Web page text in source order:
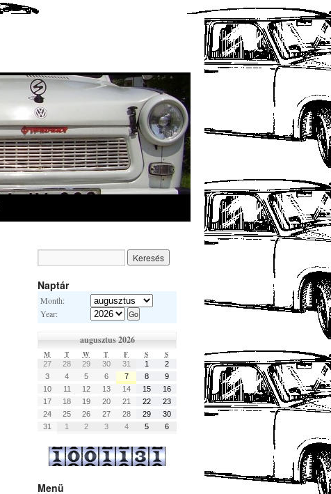
Naptár
Month:
Year:
augusztus 2026
M T W T F S S
27 28 29 30 31 1
2
3
4 5 6 7 8
9
10
11 12 13 14 15
16
17
18 19 20 21 22
23
24
25 26 27 28 29
30
31
1 2 3 4 5 6
Menü